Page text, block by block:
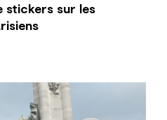
stickers sur les